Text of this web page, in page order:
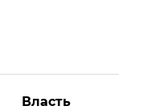
Власть